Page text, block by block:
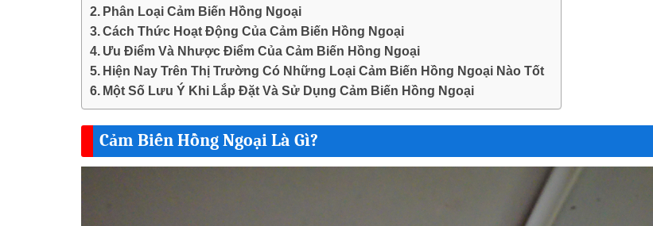
Phân Loại Cảm Biến Hồng Ngoại
Cách Thức Hoạt Động Của Cảm Biến Hồng Ngoại
Ưu Điểm Và Nhược Điểm Của Cảm Biến Hồng Ngoại
Hiện Nay Trên Thị Trường Có Những Loại Cảm Biến Hồng Ngoại Nào Tốt
Một Số Lưu Ý Khi Lắp Đặt Và Sử Dụng Cảm Biến Hồng Ngoại
Cảm Biến Hồng Ngoại Là Gì?